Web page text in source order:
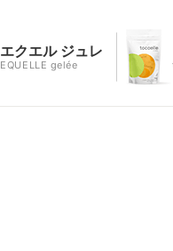
エクエル ジュレ
EQUELLE gelée